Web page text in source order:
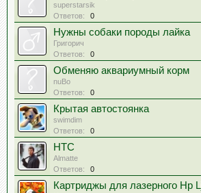
superstarsik
Ответов:
0
Нужны собаки породы лайка
Григорич
Ответов:
0
Обменяю аквариумный корм
nuBo
Ответов:
0
Крытая автостоянка
swimdim
Ответов:
0
НТС
Almatte
Ответов:
0
Картриджы для лазерного Hp